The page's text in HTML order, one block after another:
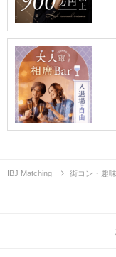
IBJ Matching 街コン・趣